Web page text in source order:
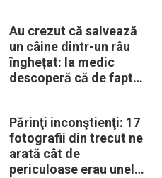
Au crezut că salvează
un câine dintr-un râu
înghețat: la medic
descoperă că de fapt
Părinţi inconştienţi: 17
fotografii din trecut ne
arată cât de
periculoase erau unele